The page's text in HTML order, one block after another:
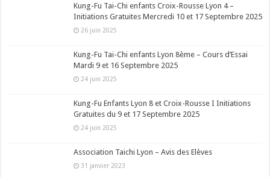
Kung-Fu Tai-Chi enfants Croix-Rousse Lyon 4 –
Initiations Gratuites Mercredi 10 et 17 Septembre 2025
26 juin 2025
Kung-Fu Tai-Chi enfants Lyon 8ème – Cours d’Essai
Mardi 9 et 16 Septembre 2025
24 juin 2025
Kung-Fu Enfants Lyon 8 et Croix-Rousse I Initiations
Gratuites du 9 et 17 Septembre 2025
24 juin 2025
Association Taichi Lyon – Avis des Elèves
31 janvier 2023